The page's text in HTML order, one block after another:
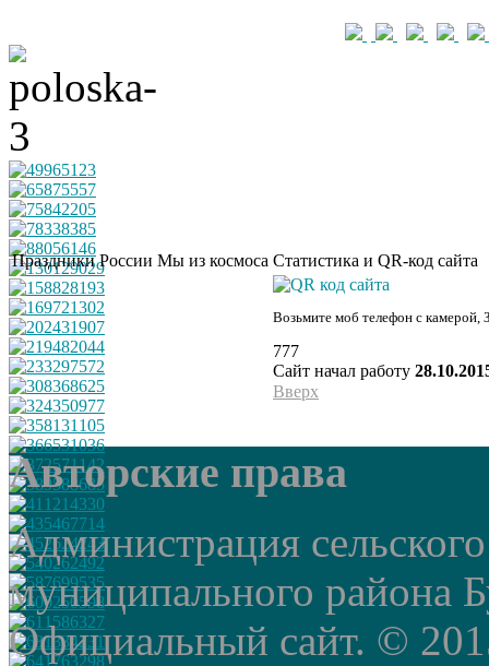
Праздники России Мы из космоса Статистика и QR-код сайта
Возьмите моб телефон с камерой,
777
Сайт начал работу
Вверх
Авторские права
Администрация
муниципального района
Официальный сайт. ©